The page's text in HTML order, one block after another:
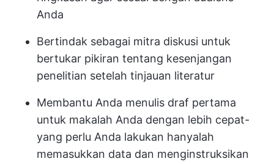
Anda
Bertindak sebagai mitra diskusi untuk
bertukar pikiran tentang kesenjangan
penelitian setelah tinjauan literatur
Membantu Anda menulis draf pertama
untuk makalah Anda dengan lebih cepat-
yang perlu Anda lakukan hanyalah
memasukkan data dan menginstruksikan